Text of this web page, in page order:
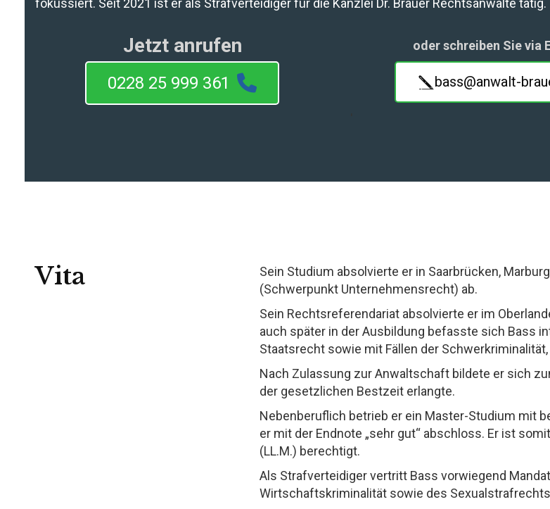
fokussiert. Seit 2021 ist er als Strafverteidiger für die Kanzlei Dr. Brauer Rechtsanwälte tätig.
Jetzt anrufen
0228 25 999 361
oder schreiben Sie via
bass@anwalt-
Vita
Sein Studium absolvierte er in Saarbrücken,
(Schwerpunkt Unternehmensrecht) ab.
Sein Rechtsreferendariat absolvierte er im
auch später in der Ausbildung befasste sich Bass
Staatsrecht sowie mit Fällen der
Nach Zulassung zur Anwaltschaft bildete er sich
der gesetzlichen Bestzeit erlangte.
Nebenberuflich betrieb er ein Master-Studium mit
er mit der Endnote „sehr gut“ abschloss. Er ist
(LL.M.) berechtigt.
Als Strafverteidiger vertritt Bass vorwiegend
Wirtschaftskriminalität sowie des